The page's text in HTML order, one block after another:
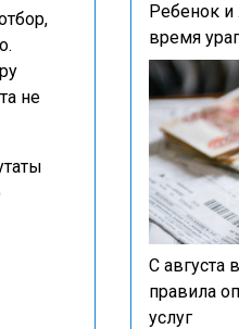
не
Ребенок
время
С августа
правила
услуг